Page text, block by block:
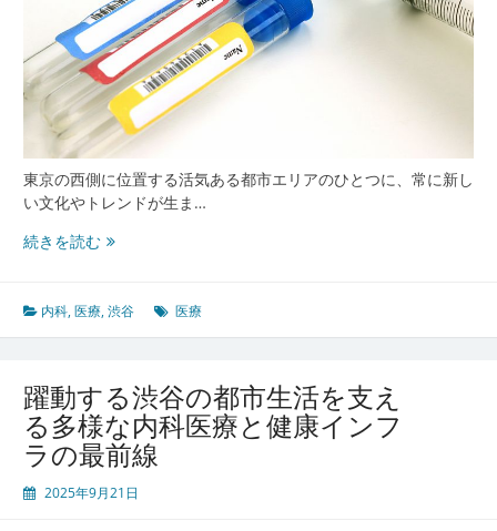
東京の西側に位置する活気ある都市エリアのひとつに、常に新し
い文化やトレンドが生ま…
続きを読む都
に
ぎ
と
安
心
を
支
内科,医療,渋谷 医療
躍動する渋谷の都市生活を支え
る多様な内科医療と健康インフ
ラの最前線
2025年9月21日